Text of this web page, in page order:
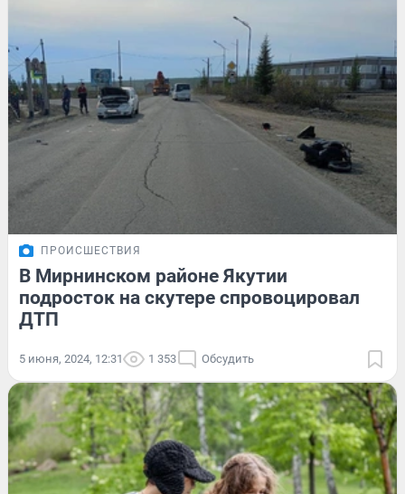
ПРОИСШЕСТВИЯ
В Мирнинском районе Якутии
подросток на скутере спровоцировал
ДТП
5 июня, 2024, 12:31 1 353 Обсудить